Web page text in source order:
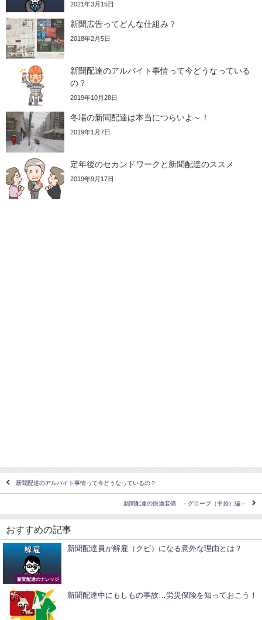
2021年3月15日
新聞広告ってどんな仕組み？
2018年2月5日
新聞配達のアルバイト事情って今どうなっている
の？
2019年10月28日
冬場の新聞配達は本当につらいよ～！
2019年1月7日
定年後のセカンドワークと新聞配達のススメ
2019年9月17日
新聞配達のアルバイト事情って今どうなっているの？
新聞配達の快適装備 －グローブ（手袋）編－
おすすめの記事
新聞配達のナレッジ
新聞配達員が解雇（クビ）になる意外な理由とは？
新聞配達中にもしもの事故…労災保険を知っておこう！